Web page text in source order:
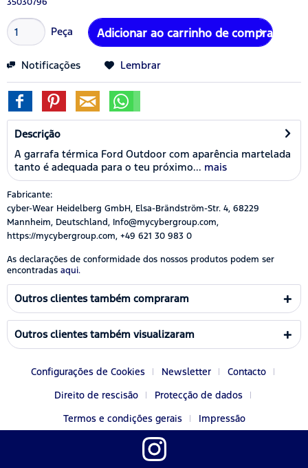
Peça Adicionar ao carrinho de compras
Notificações Lembrar
Descrição
A garrafa térmica Ford Outdoor com aparência martelada
tanto é adequada para o teu próximo... mais
Fabricante:
cyber-Wear Heidelberg GmbH, Elsa-Brändström-Str. 4, 68229
Mannheim, Deutschland, Info@mycybergroup.com,
https://mycybergroup.com, +49 621 30 983 0
As declarações de conformidade dos nossos produtos podem ser
encontradas aqui.
Outros clientes também compraram
Outros clientes também visualizaram
Configurações de Cookies Newsletter
Contacto
Direito de rescisão
Protecção de dados
Termos e condições gerais
Impressão